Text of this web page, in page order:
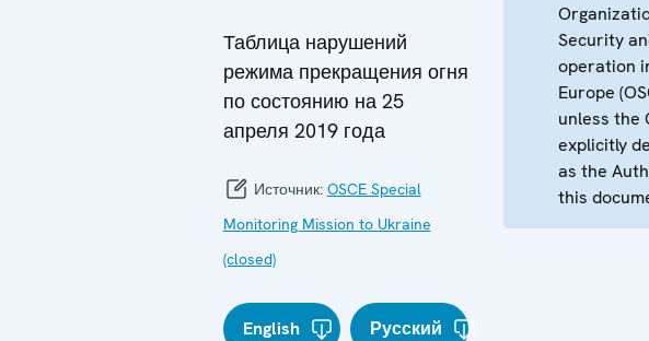
Таблица нарушений
режима прекращения огня
по состоянию на 25
апреля 2019 года
Источник: OSCE Special
Monitoring Mission to Ukraine
(closed)
English Русский
Security
operation
Europe
unless the
explicitly
as the
this